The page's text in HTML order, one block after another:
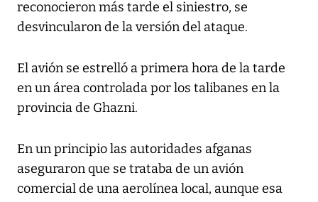
reconocieron más tarde el siniestro, se
desvincularon de la versión del ataque.
El avión se estrelló a primera hora de la tarde
en un área controlada por los talibanes en la
provincia de Ghazni.
En un principio las autoridades afganas
aseguraron que se trataba de un avión
comercial de una aerolínea local, aunque esa